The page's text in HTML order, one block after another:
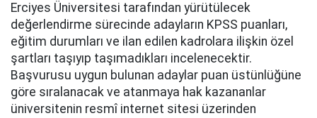
Erciyes Üniversitesi tarafından yürütülecek
değerlendirme sürecinde adayların KPSS puanları,
eğitim durumları ve ilan edilen kadrolara ilişkin özel
şartları taşıyıp taşımadıkları incelenecektir.
Başvurusu uygun bulunan adaylar puan üstünlüğüne
göre sıralanacak ve atanmaya hak kazananlar
üniversitenin resmî internet sitesi üzerinden